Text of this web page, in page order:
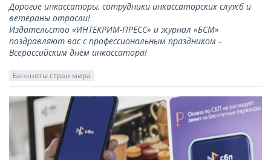
Дорогие инкассаторы, сотрудники инкассаторских служб и
ветераны отрасли!
Издательство «ИНТЕКРИМ-ПРЕСС» и журнал «БСМ»
поздравляют вас с профессиональным праздником –
Всероссийским днём инкассатора!
Банкноты стран мира